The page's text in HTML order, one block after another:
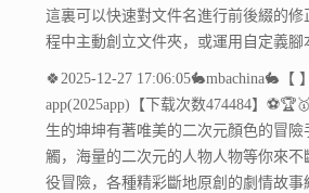
這裏可以快速對文件名進行前後綴的
程中主動創立文件夾，或運用自定義
🍀2025-12-27 17:06:05🐇mbachina🐇
app(2025app)【下载次数474484】
生的坤坤有著唯美的二次元顏色的冒
觸，海量的二次元的人物人物等你來
役冒險，各種精彩斷地原創的劇情故